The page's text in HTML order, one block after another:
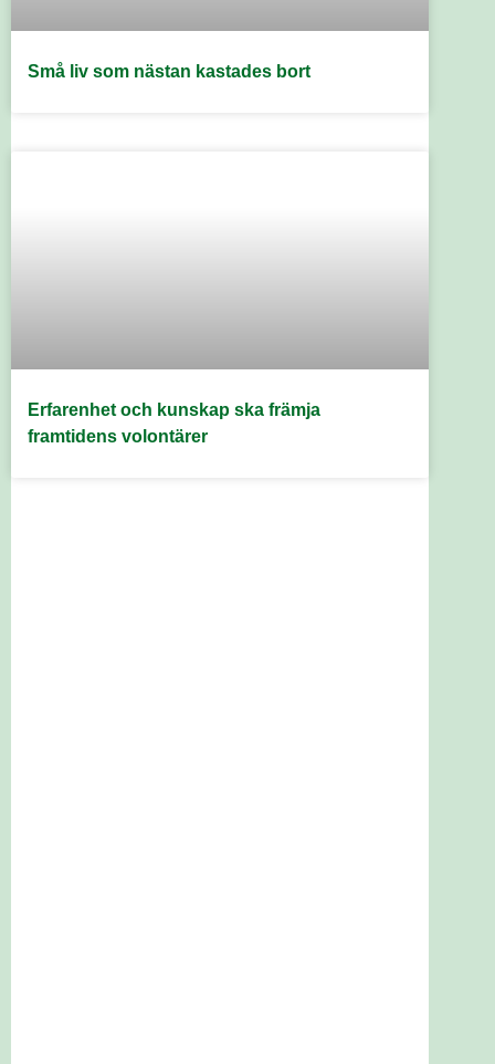
Små liv som nästan kastades bort
Erfarenhet och kunskap ska främja
framtidens volontärer